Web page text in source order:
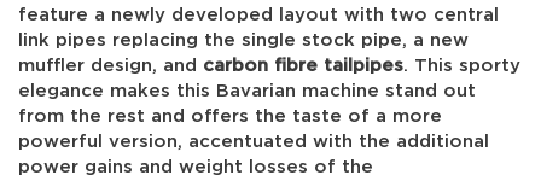
feature a newly developed layout with two central
link pipes replacing the single stock pipe, a new
muffler design, and carbon fibre tailpipes. This sporty
elegance makes this Bavarian machine stand out
from the rest and offers the taste of a more
powerful version, accentuated with the additional
power gains and weight losses of the